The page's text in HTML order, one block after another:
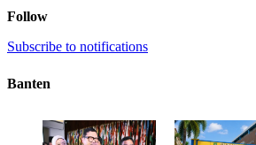
Follow
Subscribe to notifications
Banten